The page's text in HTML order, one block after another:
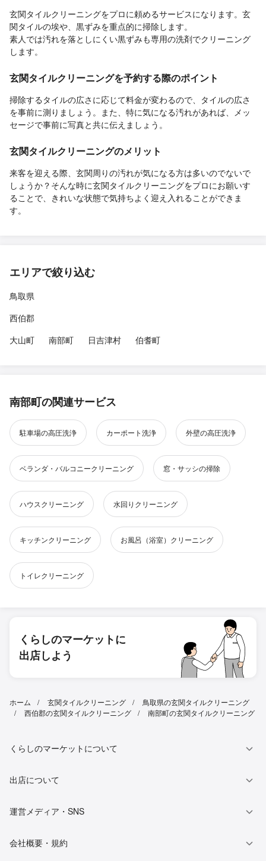
玄関タイルクリーニングをプロに頼めるサービスになります。玄
関タイルの埃や、黒ずみを重点的に掃除します。
素人では汚れを落としにくい黒ずみも専用の洗剤でクリーニング
します。
玄関タイルクリーニングを予約する際のポイント
掃除するタイルの広さに応じて料金が変わるので、タイルの広さ
を事前に測りましょう。また、特に気になる汚れがあれば、メッ
セージで事前に写真と共に伝えましょう。
玄関タイルクリーニングのメリット
来客を迎える際、玄関周りの汚れが気になる方は多いのでないで
しょうか？そんな時に玄関タイルクリーニングをプロにお願いす
ることで、きれいな状態で気持ちよく迎え入れることができま
す。
エリアで絞り込む
鳥取県
西伯郡
大山町
南部町 日吉津村 伯耆町
南部町の関連サービス
駐車場の高圧洗浄 カーポート洗浄 外壁の高圧洗浄
ベランダ・バルコニークリーニング 窓・サッシの掃除
ハウスクリーニング 水回りクリーニング
キッチンクリーニング お風呂（浴室）クリーニング
トイレクリーニング
くらしのマーケットに
出店しよう
ホーム 玄関タイルクリーニング
鳥取県の玄関タイルクリーニング
西伯郡の玄関タイルクリーニング
南部町の玄関タイルクリーニング
くらしのマーケットについて
出店について
運営メディア・SNS
会社概要・規約